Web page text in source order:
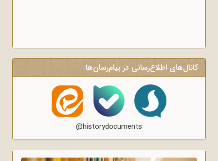
کانال‌های اطلاع‌رسانی در پیام‌رسان‌ها
@historydocuments